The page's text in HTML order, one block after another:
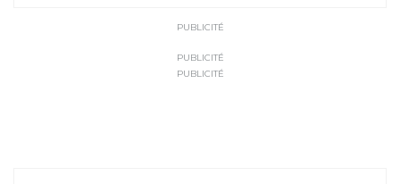
PUBLICITÉ
PUBLICITÉ
PUBLICITÉ